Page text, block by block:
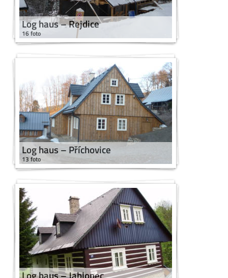
Log haus – Rejdice
16 foto
Log haus – Příchovice
13 foto